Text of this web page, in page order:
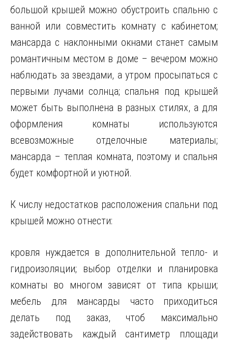
большой крышей можно обустроить спальню с
ванной или совместить комнату с кабинетом;
мансарда с наклонными окнами станет самым
романтичным местом в доме – вечером можно
наблюдать за звездами, а утром просыпаться с
первыми лучами солнца; спальня под крышей
может быть выполнена в разных стилях, а для
оформления комнаты используются
всевозможные отделочные материалы;
мансарда – теплая комната, поэтому и спальня
будет комфортной и уютной.
К числу недостатков расположения спальни под
крышей можно отнести:
кровля нуждается в дополнительной тепло- и
гидроизоляции; выбор отделки и планировка
комнаты во многом зависят от типа крыши;
мебель для мансарды часто приходиться
делать под заказ, чтоб максимально
задействовать каждый сантиметр площади